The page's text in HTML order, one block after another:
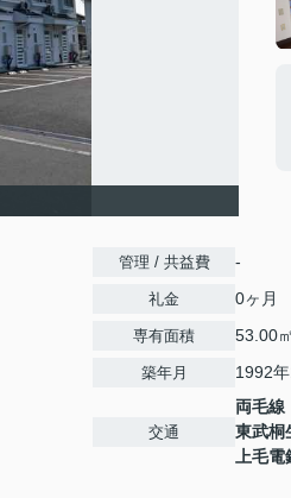
管理 / 共益費 -
礼金 0ヶ月
専有面積 53.00㎡
築年月 1992
交通
両毛線
東武桐
上毛電